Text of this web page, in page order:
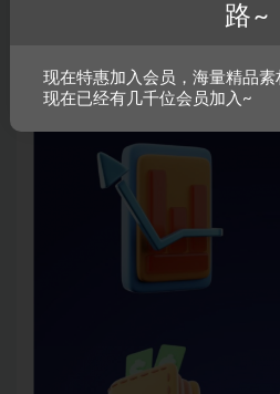
路~
现在特惠加入会员，海量精品素
现在已经有几千位会员加入~